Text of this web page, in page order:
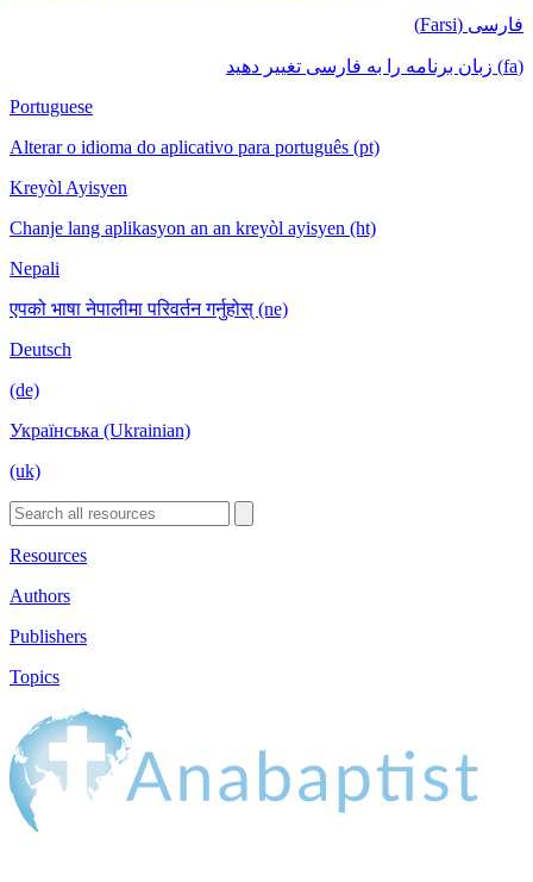
فارسی (Farsi)
(fa) زبان برنامه را به فارسی تغییر دهید
Portuguese
Alterar o idioma do aplicativo para português (pt)
Kreyòl Ayisyen
Chanje lang aplikasyon an an kreyòl ayisyen (ht)
Nepali
एपको भाषा नेपालीमा परिवर्तन गर्नुहोस् (ne)
Deutsch
(de)
Українська (Ukrainian)
(uk)
Resources
Authors
Publishers
Topics